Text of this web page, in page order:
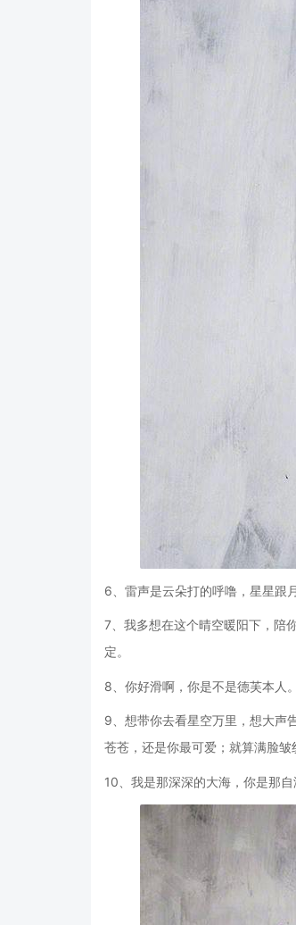
6、雷声是云朵打的呼噜，星星跟
7、我多想在这个晴空暖阳下，陪
定。
8、你好滑啊，你是不是德芙本人。
9、想带你去看星空万里，想大声
苍苍，还是你最可爱；就算满脸皱
10、我是那深深的大海，你是那